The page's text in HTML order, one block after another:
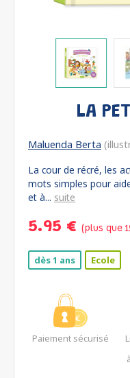
LA
Maluenda Berta
La cour de récré, les
mots simples pour
et à... suite
5.95 € (plus que
dès 1 ans Ecole
Paiement sécurisé